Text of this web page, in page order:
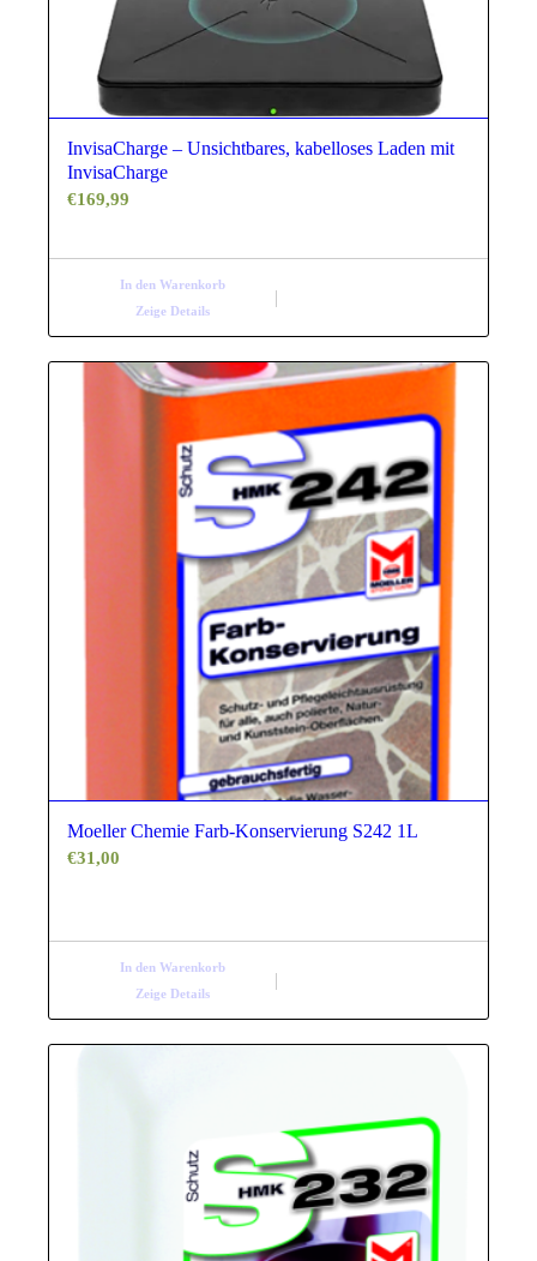
InvisaCharge – Unsichtbares, kabelloses Laden mit
InvisaCharge
€169,99
In den Warenkorb
Zeige Details
Moeller Chemie Farb-Konservierung S242 1L
€31,00
In den Warenkorb
Zeige Details